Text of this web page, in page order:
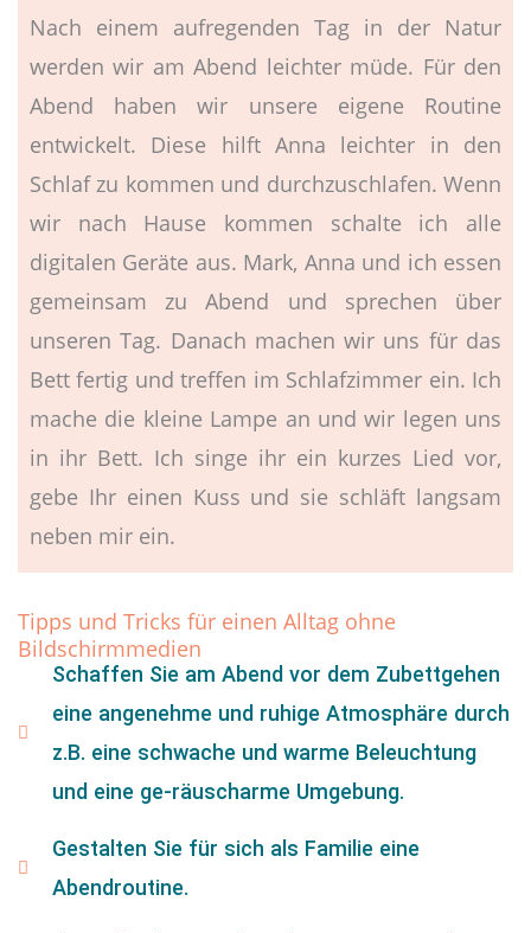
Nach einem aufregenden Tag in der Natur
werden wir am Abend leichter müde. Für den
Abend haben wir unsere eigene Routine
entwickelt. Diese hilft Anna leichter in den
Schlaf zu kommen und durchzuschlafen. Wenn
wir nach Hause kommen schalte ich alle
digitalen Geräte aus. Mark, Anna und ich essen
gemeinsam zu Abend und sprechen über
unseren Tag. Danach machen wir uns für das
Bett fertig und treffen im Schlafzimmer ein. Ich
mache die kleine Lampe an und wir legen uns
in ihr Bett. Ich singe ihr ein kurzes Lied vor,
gebe Ihr einen Kuss und sie schläft langsam
neben mir ein.
Tipps und Tricks für einen Alltag ohne
Bildschirmmedien
Schaffen Sie am Abend vor dem Zubettgehen
eine angenehme und ruhige Atmosphäre durch
z.B. eine schwache und warme Beleuchtung
und eine ge-räuscharme Umgebung.
Gestalten Sie für sich als Familie eine
Abendroutine.